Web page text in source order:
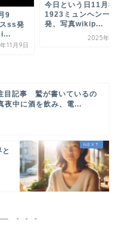
9
ss発
11月9日
今日という日11月
1923ミュンヘン一
発、写真wikip...
2025年11
目記事 鷲が書いているの
夜中に酒を飲み、電...